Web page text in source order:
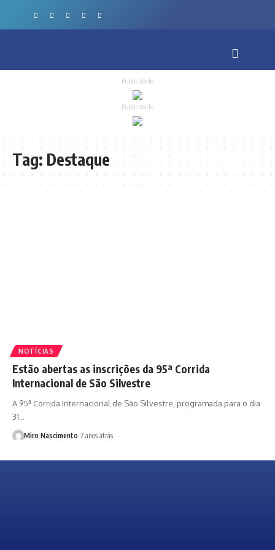
Publicidade
Publicidade
Tag: Destaque
NOTÍCIAS
Estão abertas as inscrições da 95ª Corrida
Internacional de São Silvestre
A 95ª Corrida Internacional de São Silvestre, programada para o dia
31…
Miro Nascimento 7 anos atrás